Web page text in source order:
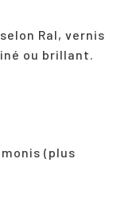
Ral, vernis
ou brillant.
(plus